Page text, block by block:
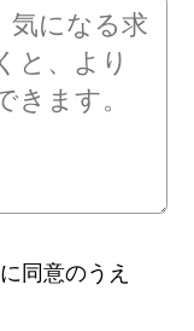
に同意のうえ